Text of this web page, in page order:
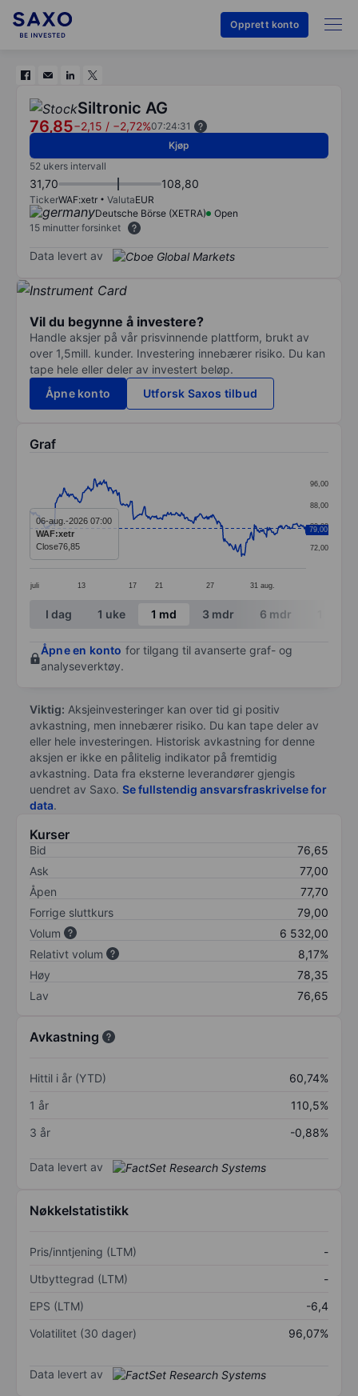
Opprett konto
Siltronic AG
76,85−2,15 / −2,72%07:24:31
Kjøp
52 ukers intervall
31,70 108,80
TickerWAF:xetr ValutaEUR
Deutsche Börse (XETRA)
Open
15 minutter forsinket
Data levert av
Vil du begynne å investere?
Handle aksjer på vår prisvinnende plattform, brukt av
over 1,5mill. kunder. Investering innebærer risiko. Du kan
tape hele eller deler av investert beløp.
Åpne konto
Utforsk Saxos tilbud
Graf
Line chart with 365 data points.
The chart has 1 X axis displaying categories.
The chart has 1 Y axis displaying values. Data
juli 13 17 21 27 31 aug.
72,00
80,00
88,00
96,00
79,00
06-aug.-2026 07:00
WAF:xetr
Close76,85
End of interactive chart.
I dag 1 uke 1 md 3 mdr 6 mdr
Åpne en konto for tilgang til avanserte graf- og
analyseverktøy.
Viktig: Aksjeinvesteringer kan over tid gi positiv
avkastning, men innebærer risiko. Du kan tape deler av
eller hele investeringen. Historisk avkastning for denne
aksjen er ikke en pålitelig indikator på fremtidig
avkastning. Data fra eksterne leverandører gjengis
uendret av Saxo. Se fullstendig ansvarsfraskrivelse for
data.
Kurser
Bid
76,65
Ask
77,00
Åpen
77,70
Forrige sluttkurs
79,00
Volum
6 532,00
Relativt volum
8,17%
Høy
78,35
Lav
76,65
Avkastning
Hittil i år (YTD)
60,74%
1 år
110,5%
3 år
-0,88%
Data levert av
Nøkkelstatistikk
Pris/inntjening (LTM)
-
Utbyttegrad (LTM)
-
EPS (LTM)
-6,4
Volatilitet (30 dager)
96,07%
Data levert av